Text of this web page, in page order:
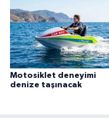
Motosiklet deneyimi
denize taşınacak